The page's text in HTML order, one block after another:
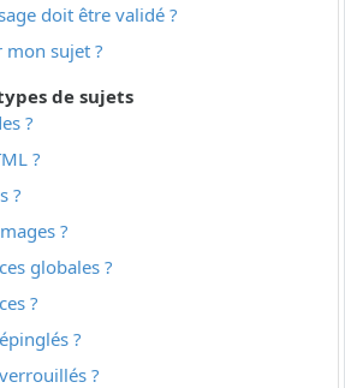
doit être validé ?
sujet ?
de sujets
?
?
?
?
globales ?
?
?
?